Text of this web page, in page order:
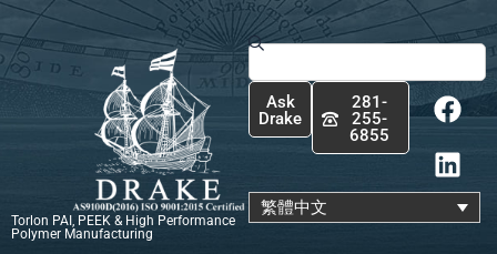
跳
至
主
Torlon PAI, PEEK & High Performance
Polymer Manufacturing
搜
尋
Ask
Drake
281-
255-
6855
F
a
c
e
b
o
L
i
n
k
e
d
繁體中文